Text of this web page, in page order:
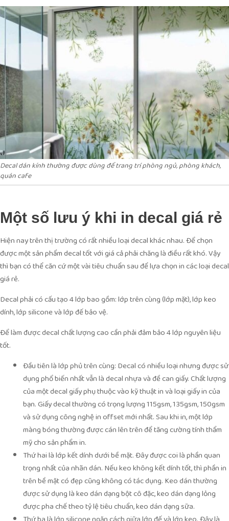
Decal dán kính thường được dùng để trang trí phòng ngủ, phòng khách,
quán cafe
Một số lưu ý khi in decal giá rẻ
Hiện nay trên thị trường có rất nhiều loại decal khác nhau. Để chọn
được một sản phẩm decal tốt với giá cả phải chăng là điều rất khó. Vậy
thì bạn có thể căn cứ một vài tiêu chuẩn sau để lựa chọn in các loại decal
giá rẻ.
Decal phải có cấu tạo 4 lớp bao gồm: lớp trên cùng (lớp mặt), lớp keo
dính, lớp silicone và lớp đế bảo vệ.
Để làm được decal chất lượng cao cần phải đảm bảo 4 lớp nguyên liệu
tốt.
Đầu tiên là lớp phủ trên cùng: Decal có nhiều loại nhưng được sử
dụng phổ biến nhất vẫn là decal nhựa và đề can giấy. Chất lượng
của một decal giấy phụ thuộc vào kỹ thuật in và loại giấy in của
bạn. Giấy decal thường có trọng lượng 115gsm, 135gsm, 150gsm
và sử dụng công nghệ in offset mới nhất. Sau khi in, một lớp
màng bóng thường được cán lên trên để tăng cường tính thẩm
mỹ cho sản phẩm in.
Thứ hai là lớp kết dính dưới bề mặt. Đây được coi là phần quan
trọng nhất của nhãn dán. Nếu keo không kết dính tốt, thì phần in
trên bề mặt có đẹp cũng không có tác dụng. Keo dán thường
được sử dụng là keo dán dạng bột cô đặc, keo dán dạng lỏng
được pha chế theo tỷ lệ tiêu chuẩn, keo dán dạng sữa.